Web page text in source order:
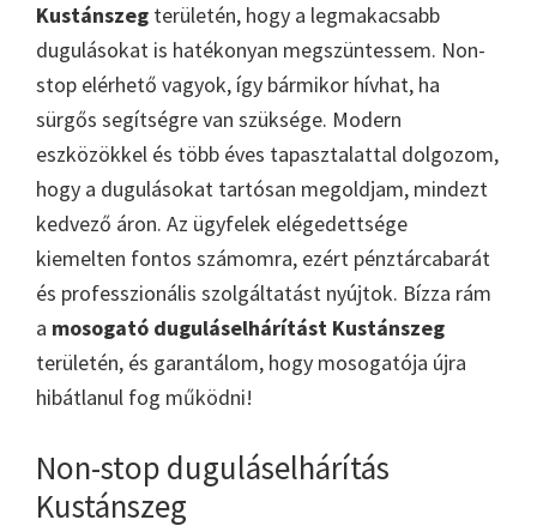
Kustánszeg területén, hogy a legmakacsabb
dugulásokat is hatékonyan megszüntessem. Non-
stop elérhető vagyok, így bármikor hívhat, ha
sürgős segítségre van szüksége. Modern
eszközökkel és több éves tapasztalattal dolgozom,
hogy a dugulásokat tartósan megoldjam, mindezt
kedvező áron. Az ügyfelek elégedettsége
kiemelten fontos számomra, ezért pénztárcabarát
és professzionális szolgáltatást nyújtok. Bízza rám
a mosogató duguláselhárítást Kustánszeg
területén, és garantálom, hogy mosogatója újra
hibátlanul fog működni!
Non-stop duguláselhárítás
Kustánszeg